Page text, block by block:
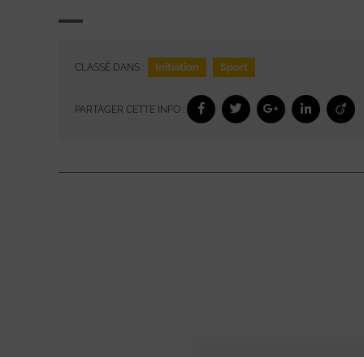
CLASSÉ DANS : Initiation Sport
PARTAGER CETTE INFO :